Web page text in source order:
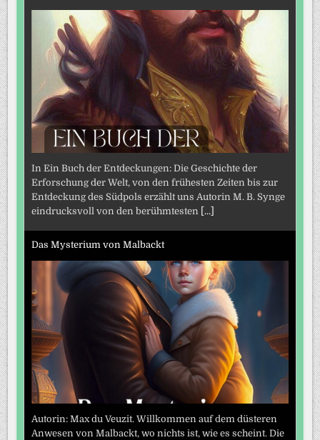
In Ein Buch der Entdeckungen: Die Geschichte der
Erforschung der Welt, von den frühesten Zeiten bis zur
Entdeckung des Südpols erzählt uns Autorin M. B. Synge
eindrucksvoll von den berühmtesten [...]
Das Mysterium von Malbackt
Autorin: Max du Veuzit. Willkommen auf dem düsteren
Anwesen von Malbackt, wo nichts ist, wie es scheint. Die